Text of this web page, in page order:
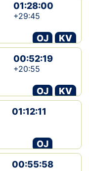
01:28:00
+29:45
OJ
KV
00:52:19
+20:55
OJ
KV
01:12:11
OJ
00:55:58